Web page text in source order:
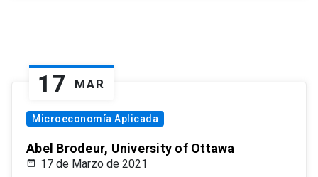
17 MAR
Microeconomía Aplicada
Abel Brodeur, University of Ottawa
17 de Marzo de 2021